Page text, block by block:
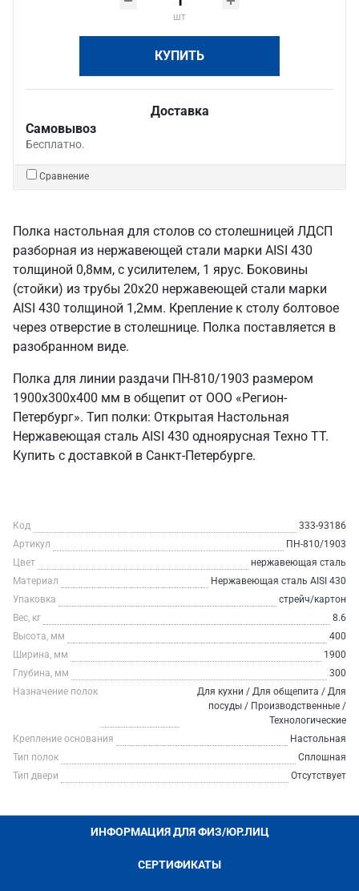
шт
КУПИТЬ
Доставка
Самовывоз
Бесплатно.
Сравнение
Полка настольная для столов со столешницей ЛДСП
разборная из нержавеющей стали марки AISI 430
толщиной 0,8мм, с усилителем, 1 ярус. Боковины
(стойки) из трубы 20х20 нержавеющей стали марки
AISI 430 толщиной 1,2мм. Крепление к столу болтовое
через отверстие в столешнице. Полка поставляется в
разобранном виде.
Полка для линии раздачи ПН-810/1903 размером
1900х300х400 мм в общепит от ООО «Регион-
Петербург». Тип полки: Открытая Настольная
Нержавеющая сталь AISI 430 одноярусная Техно ТТ.
Купить с доставкой в Санкт‑Петербурге.
Код
333-93186
Артикул
ПН-810/1903
Цвет
нержавеющая сталь
Материал
Нержавеющая сталь AISI 430
Упаковка
стрейч/картон
Вес, кг
8.6
Высота, мм
400
Ширина, мм
1900
Глубина, мм
300
Назначение полок
Для кухни / Для общепита / Для
посуды / Производственные /
Технологические
Крепление основания
Настольная
Тип полок
Сплошная
Тип двери
Отсутствует
ИНФОРМАЦИЯ ДЛЯ ФИЗ/ЮР.ЛИЦ
СЕРТИФИКАТЫ